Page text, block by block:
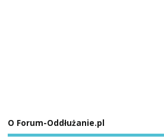
O Forum-Oddłużanie.pl